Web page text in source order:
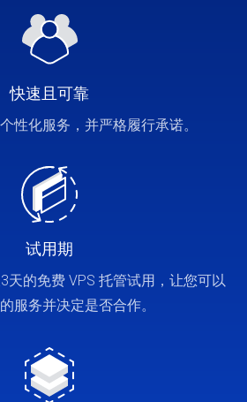
快速且可靠
性化服务，并严格履行承诺。
试用期
天的免费 VPS 托管试用，让您可以
服务并决定是否合作。